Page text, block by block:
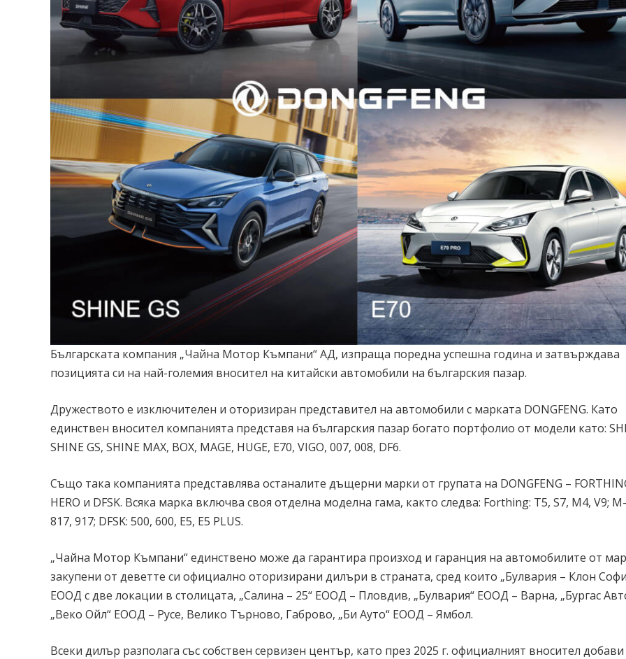
Българската компания „Чайна Мотор Къмпани“ АД, изпраща поредна успешна година и затвърждава
позицията си на най-големия вносител на китайски автомобили на българския пазар.
Дружеството е изключителен и оторизиран представител на автомобили с марката DONGFENG. Като
единствен вносител компанията представя на българския пазар богато портфолио от модели като:
SHINE GS, SHINE MAX, BOX, MAGE, HUGE, Е70, VIGO, 007, 008, DF6.
Също така компанията представлява останалите дъщерни марки от групата на DONGFENG –
HERO и DFSK. Всяка марка включва своя отделна моделна гама, както следва: Forthing: Т5, S7, M4, V9;
817, 917; DFSK: 500, 600, E5, E5 PLUS.
„Чайна Мотор Къмпани“ единствено може да гарантира произход и гаранция на автомобилите от
закупени от деветте си официално оторизирани дилъри в страната, сред които „Булвария – Клон
ЕООД с две локации в столицата, „Салина – 25“ ЕООД – Пловдив, „Булвария“ ЕООД – Варна, „Бургас
„Веко Ойл“ ЕООД – Русе, Велико Търново, Габрово, „Би Ауто“ ЕООД – Ямбол.
Всеки дилър разполага със собствен сервизен център, като през 2025 г. официалният вносител